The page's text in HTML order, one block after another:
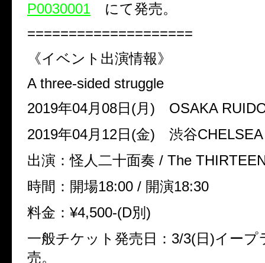
P0030001 にて発売。
====================
《イベント出演情報》
A three‐sided struggle
2019年04月08日(月) OSAKA
2019年04月12日(金) 渋谷
出演：怪人二十面奏 / The
時間：開場18:00 / 開演18:30
料金：¥4,500-(D別)
一般チケット発売日：3/3(日)イープ
売。